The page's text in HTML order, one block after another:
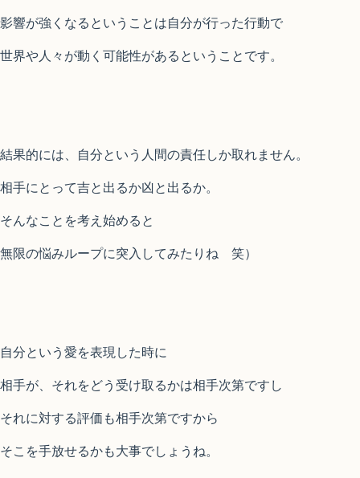
影響が強くなるということは自分が行った行動で
世界や人々が動く可能性があるということです。
結果的には、自分という人間の責任しか取れません。
相手にとって吉と出るか凶と出るか。
そんなことを考え始めると
無限の悩みループに突入してみたりね 笑）
自分という愛を表現した時に
相手が、それをどう受け取るかは相手次第ですし
それに対する評価も相手次第ですから
そこを手放せるかも大事でしょうね。